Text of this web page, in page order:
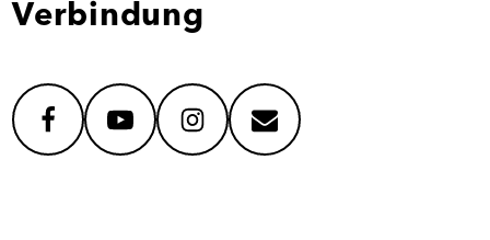
Verbindung
facebookyoutubeinstagrammail